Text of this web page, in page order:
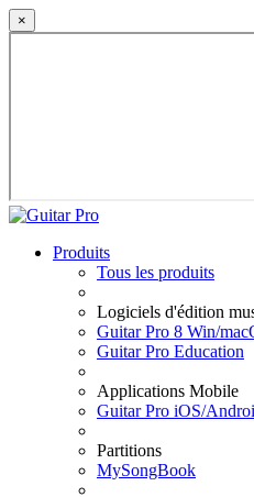
×
Produits
Tous les produits
Logiciels d'édition
Guitar Pro 8 Win/
Guitar Pro Education
Applications Mobile
Guitar Pro iOS/
Partitions
MySongBook